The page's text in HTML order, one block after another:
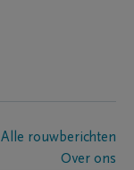
Alle rouwberichten
Over ons